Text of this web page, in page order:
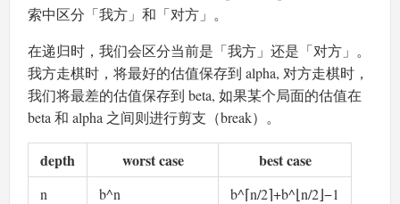
索中区分「我方」和「对方」。
在递归时，我们会区分当前是「我方」还是「对方」。
我方走棋时，将最好的估值保存到 alpha, 对方走棋时，
我们将最差的估值保存到 beta, 如果某个局面的估值在
beta 和 alpha 之间则进行剪支（break）。
depth worst case best case
n b^n
b^⌈n/2⌉+b^⌊n/2⌋−1